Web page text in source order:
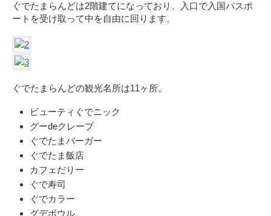
ぐでたまらんどは2階建てになっており、入口で入国パスポ
ートを受け取って中を自由に回ります。
ぐでたまらんどの観光名所は11ヶ所。
ビューティぐでニック
グーdeクレープ
ぐでたまバーガー
ぐでたま飯店
カフェだりー
ぐで寿司
ぐでカラー
グデボウル